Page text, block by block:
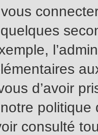
d’avoir
consulté